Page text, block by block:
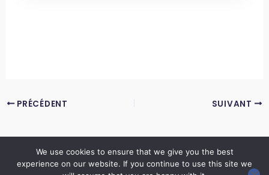
PRÉCÉDENT SUIVANT
Copyright © 2026 LES ANNALES DES MINES | Powered byThème WordPress Astra
We use cookies to ensure that we give you the best
experience on our website. If you continue to use this site we